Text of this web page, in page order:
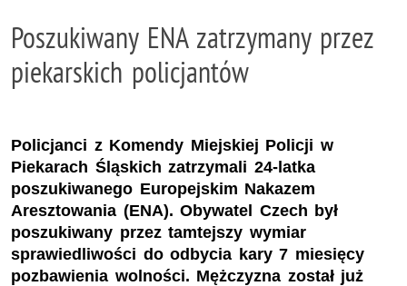
Poszukiwany ENA zatrzymany przez
piekarskich policjantów
Policjanci z Komendy Miejskiej Policji w
Piekarach Śląskich zatrzymali 24-latka
poszukiwanego Europejskim Nakazem
Aresztowania (ENA). Obywatel Czech był
poszukiwany przez tamtejszy wymiar
sprawiedliwości do odbycia kary 7 miesięcy
pozbawienia wolności. Mężczyzna został już